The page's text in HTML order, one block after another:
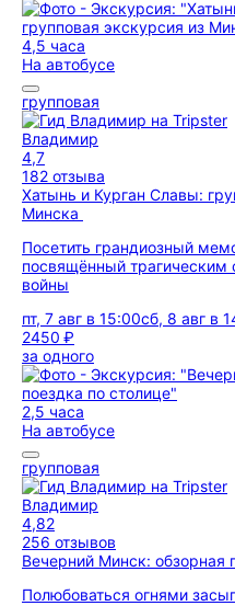
4,5 часа
На автобусе
групповая
Владимир
4,7
182 отзыва
Хатынь и Курган Славы:
Минска
Посетить грандиозный
посвящённый
войны
пт, 7 авг в 15:00сб, 8 авг в
2450 ₽
за одного
2,5 часа
На автобусе
групповая
Владимир
4,82
256 отзывов
Вечерний Минск: обзорная
Полюбоваться огнями